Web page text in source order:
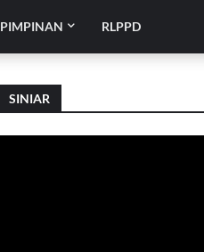
PIMPINAN RLPPD
SINIAR